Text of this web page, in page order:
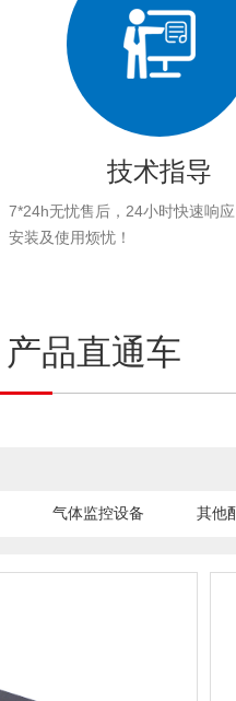
技术指导
7*24h无忧售后，24小时快速响
安装及使用烦忧！
产品直通车
气体监控设备 其他